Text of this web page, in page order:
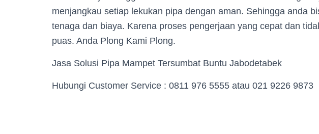
menjangkau setiap lekukan pipa dengan aman. Sehingga anda
tenaga dan biaya. Karena proses pengerjaan yang cepat dan
puas. Anda Plong Kami Plong.
Jasa Solusi Pipa Mampet Tersumbat Buntu Jabodetabek
Hubungi Customer Service : 0811 976 5555 atau 021 9226 9873